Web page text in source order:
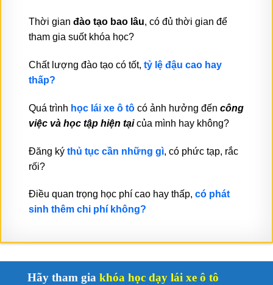
Thời gian đào tạo bao lâu, có đủ thời gian để
tham gia suốt khóa học?
Chất lượng đào tạo có tốt, tỷ lệ đậu cao hay
thấp?
Quá trình học lái xe ô tô có ảnh hưởng đến công
việc và học tập hiện tạicủa mình hay không?
Đăng ký thủ tục cần những gì, có phức tạp, rắc
rối?
Điều quan trọng học phí cao hay thấp, có phát
sinh thêm chi phí không?
Hãy tham gia khóa học dạy lái xe ô tô